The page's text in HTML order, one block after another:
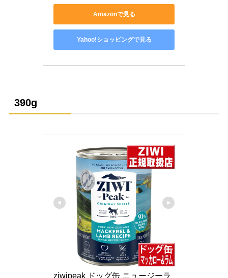
Amazonで見る
Yahoo!ショッピングで見る
390g
ziwipeak ドッグ缶 ニュージーラ